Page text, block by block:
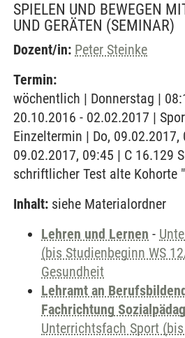
SPIELEN UND BEWEGEN
UND GERÄTEN (SEMINAR)
Dozent/in: Peter Steinke
Termin:
wöchentlich | Donnerstag |
20.10.2016 - 02.02.2017 |
Einzeltermin | Do, 09.02.2017,
09.02.2017, 09:45 | C 16.129
schriftlicher Test alte Kohorte
Inhalt: siehe Materialordner
Lehren und Lernen -
(bis Studienbeginn WS
Gesundheit
Lehramt an
Fachrichtung
Unterrichtsfach Sport